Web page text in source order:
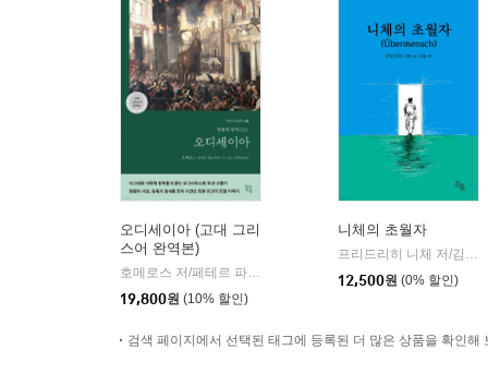
오디세이아 (고대 그리
스어 완역본)
| 현대지성
19,800원 (10% 할인)
니체의 초월자
12,500원 (0% 할인)
검색 페이지에서 선택된 태그에 등록된 더 많은 상품을 확인해